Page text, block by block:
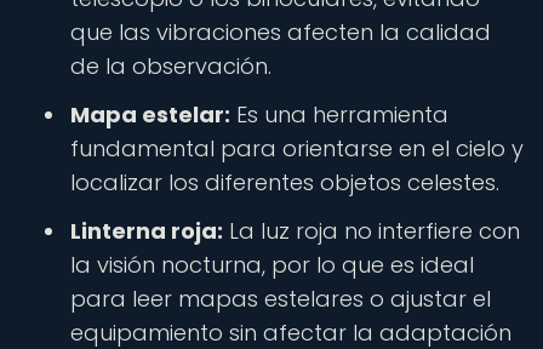
que las vibraciones afecten la calidad
de la observación.
Mapa estelar: Es una herramienta
fundamental para orientarse en el cielo y
localizar los diferentes objetos celestes.
Linterna roja: La luz roja no interfiere con
la visión nocturna, por lo que es ideal
para leer mapas estelares o ajustar el
equipamiento sin afectar la adaptación